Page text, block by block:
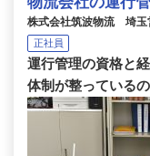
株式会社筑波物流 埼玉
正社員
運行管理の資格と
体制が整っている